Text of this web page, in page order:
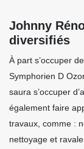
Johnny
diversifiés
À part s’occuper
Symphorien D
saura s’occuper
également faire
travaux, comme :
nettoyage et